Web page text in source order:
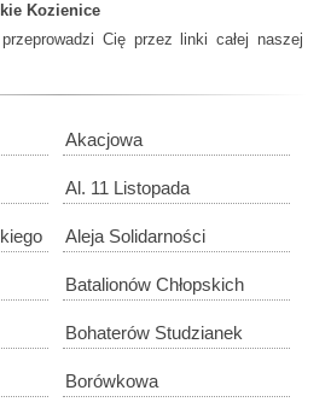
Kozienice
Cię przez linki całej naszej
Akacjowa
Al. 11 Listopada
Aleja Solidarności
Batalionów Chłopskich
Bohaterów Studzianek
Borówkowa